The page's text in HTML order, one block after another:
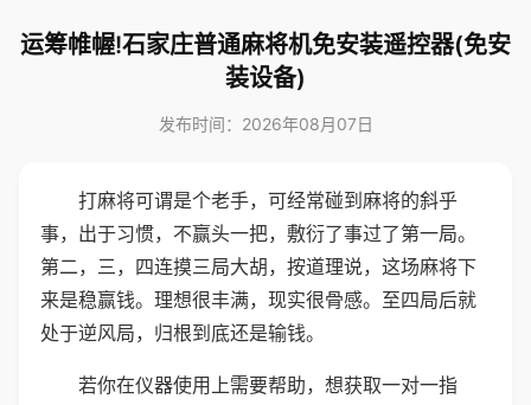
运筹帷幄!石家庄普通麻将机免安装遥控器(免安
装设备)
发布时间：2026年08月07日
打麻将可谓是个老手，可经常碰到麻将的斜乎
事，出于习惯，不赢头一把，敷衍了事过了第一局。
第二，三，四连摸三局大胡，按道理说，这场麻将下
来是稳赢钱。理想很丰满，现实很骨感。至四局后就
处于逆风局，归根到底还是输钱。
若你在仪器使用上需要帮助，想获取一对一指